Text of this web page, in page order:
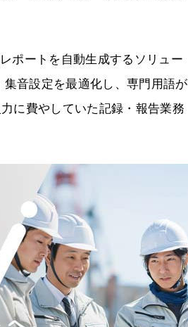
ポートを自動生成するソリュー
音設定を最適化し、専門用語が
に費やしていた記録・報告業務